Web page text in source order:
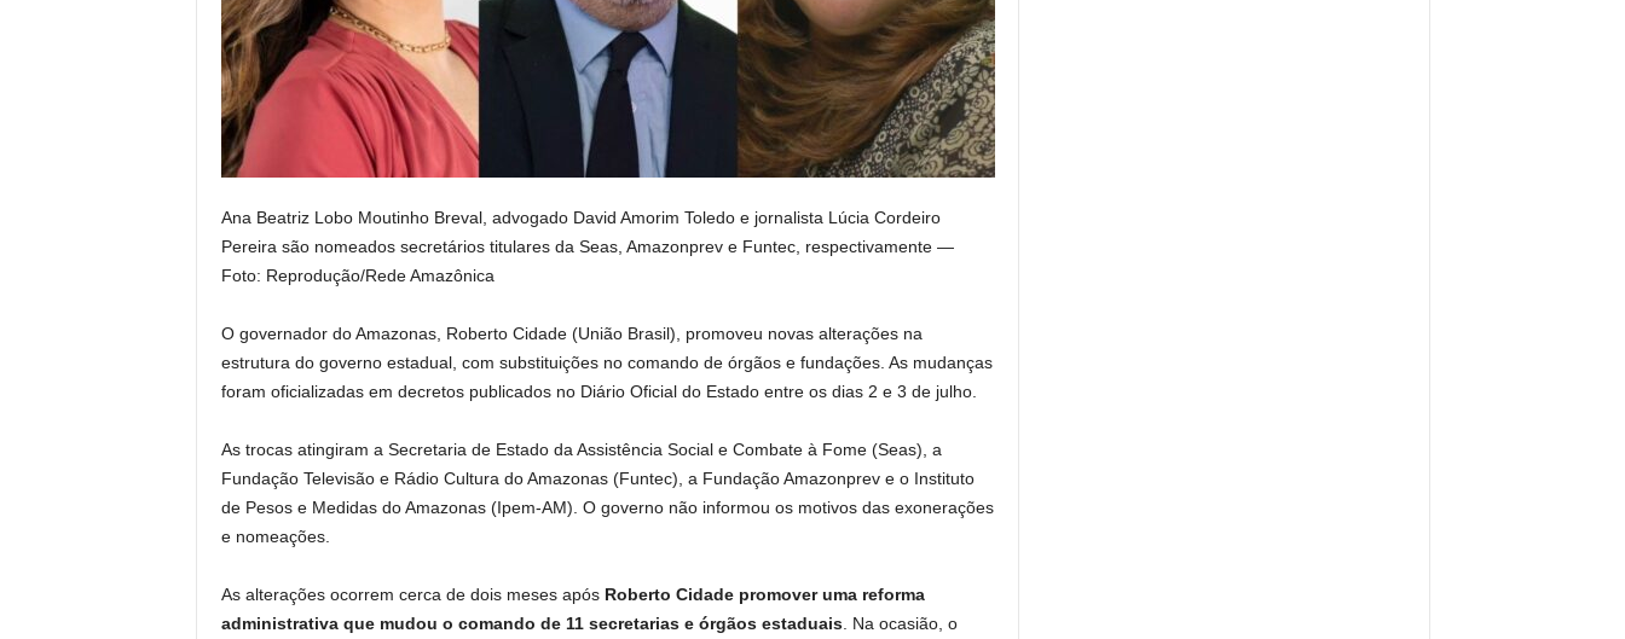
Ana Beatriz Lobo Moutinho Breval, advogado David Amorim Toledo e jornalista Lúcia Cordeiro
Pereira são nomeados secretários titulares da Seas, Amazonprev e Funtec, respectivamente —
Foto: Reprodução/Rede Amazônica
O governador do Amazonas, Roberto Cidade (União Brasil), promoveu novas alterações na
estrutura do governo estadual, com substituições no comando de órgãos e fundações. As mudanças
foram oficializadas em decretos publicados no Diário Oficial do Estado entre os dias 2 e 3 de julho.
As trocas atingiram a Secretaria de Estado da Assistência Social e Combate à Fome (Seas), a
Fundação Televisão e Rádio Cultura do Amazonas (Funtec), a Fundação Amazonprev e o Instituto
de Pesos e Medidas do Amazonas (Ipem-AM). O governo não informou os motivos das exonerações
e nomeações.
As alterações ocorrem cerca de dois meses após Roberto Cidade promover uma reforma
administrativa que mudou o comando de 11 secretarias e órgãos estaduais. Na ocasião, o